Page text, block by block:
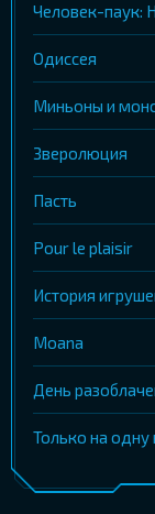
Человек-паук:
Одиссея
Миньоны и
Зверолюция
Пасть
Pour le plaisir
История
Moana
День
Только на одну